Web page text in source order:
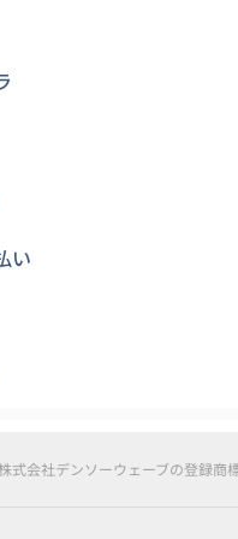
い
会社デンソーウェーブの登録商